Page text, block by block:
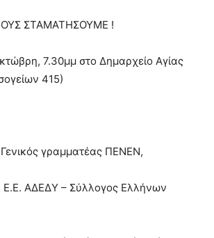
ΣΤΑΜΑΤΗΣΟΥΜΕ !
7.30μμ στο Δημαρχείο Αγίας
415)
γραμματέας ΠΕΝΕΝ,
Ε.Ε. ΑΔΕΔΥ – Σύλλογος Ελλήνων